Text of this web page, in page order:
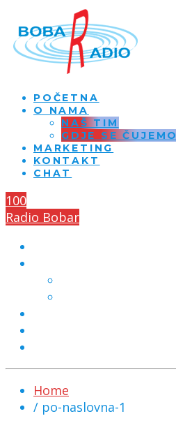
POČETNA
O NAMA
NAŠ TIM
GDJE SE ČUJEMO
MARKETING
KONTAKT
CHAT
100
Radio Bobar
Home
/ po-naslovna-1